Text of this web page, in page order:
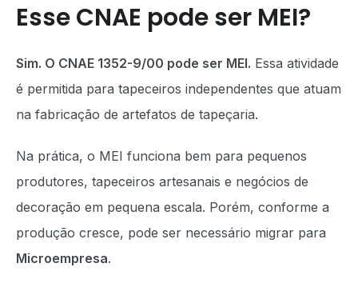
Esse CNAE pode ser MEI?
Sim. O CNAE 1352-9/00 pode ser MEI. Essa atividade
é permitida para tapeceiros independentes que atuam
na fabricação de artefatos de tapeçaria.
Na prática, o MEI funciona bem para pequenos
produtores, tapeceiros artesanais e negócios de
decoração em pequena escala. Porém, conforme a
produção cresce, pode ser necessário migrar para
Microempresa.